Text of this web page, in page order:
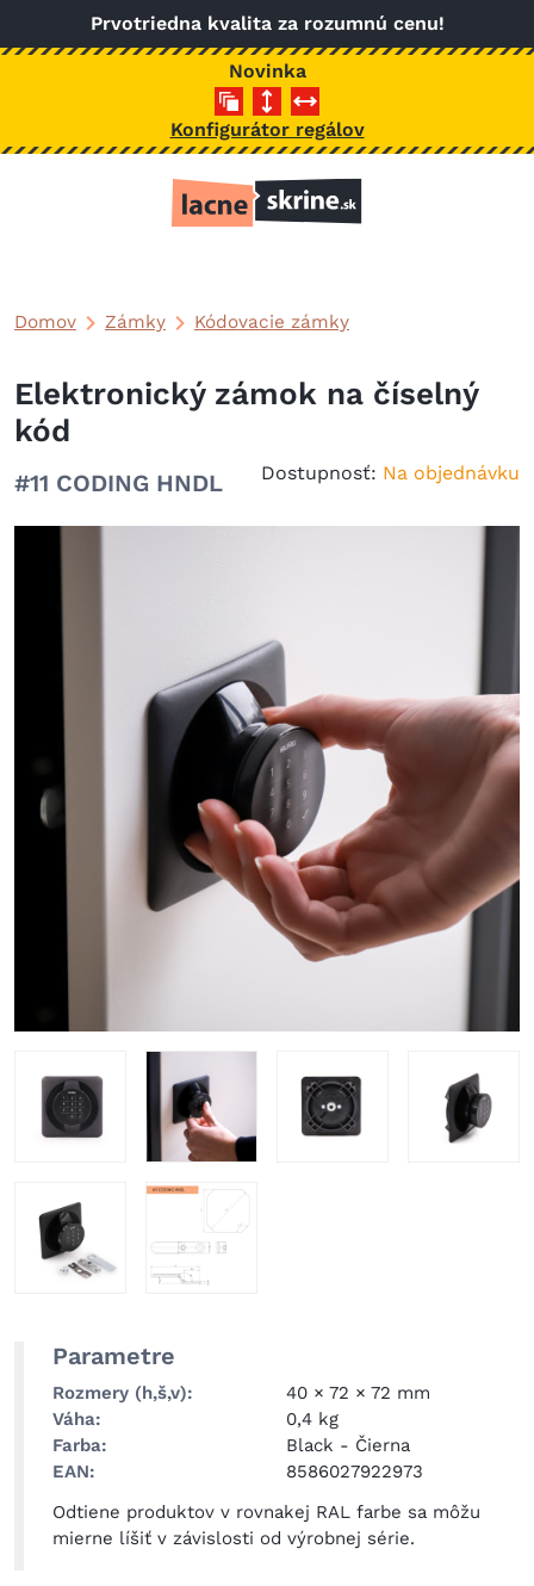
Skočiť na hlavný obsah
Prvotriedna kvalita za rozumnú cenu!
Novinka
Konfigurátor regálov
Domov Zámky Kódovacie zámky
Elektronický zámok na číselný
kód
#11 CODING HNDL Dostupnosť: Na objednávku
Parametre
Rozmery (h,š,v)
40 × 72 × 72 mm
Váha
0,4 kg
Farba
Black - Čierna
EAN
8586027922973
Odtiene produktov v rovnakej RAL farbe sa môžu
mierne líšiť v závislosti od výrobnej série.